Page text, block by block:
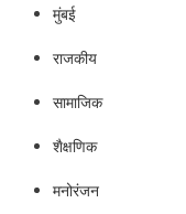
मुंबई
राजकीय
सामाजिक
शैक्षणिक
मनोरंजन